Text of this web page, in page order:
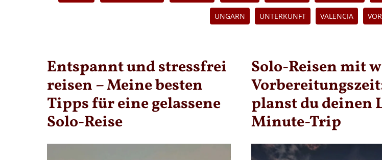
UNGARN UNTERKUNFT VALENCIA
Entspannt und stressfrei
reisen – Meine besten
Tipps für eine gelassene
Solo-Reise
Solo-Reisen mit
planst du deinen
Minute-Trip